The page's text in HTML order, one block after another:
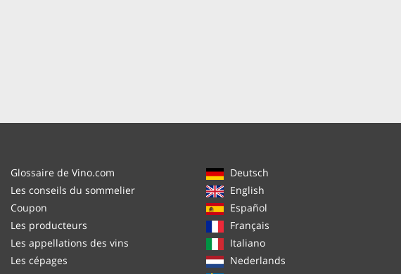
Glossaire de Vino.com
Les conseils du sommelier
Coupon
Les producteurs
Les appellations des vins
Les cépages
Deutsch
English
Español
Français
Italiano
Nederlands